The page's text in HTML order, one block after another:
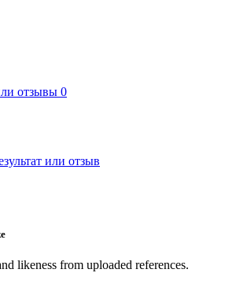
отзывы 0
или отзыв
likeness from uploaded references.